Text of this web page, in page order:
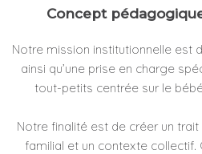
Concept
Notre mission institutionnelle est
ainsi qu’une prise en charge
tout-petits centrée sur le
Notre finalité est de créer un
familial et un contexte collectif.